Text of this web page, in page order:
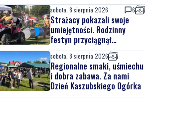
sobota, 8 sierpnia 2026 6
Strażacy pokazali swoje
umiejętności. Rodzinny
festyn przyciągnął
mieszkańców oraz gości
sobota, 8 sierpnia 2026
Regionalne smaki, uśmiechu
i dobra zabawa. Za nami
Dzień Kaszubskiego Ogórka